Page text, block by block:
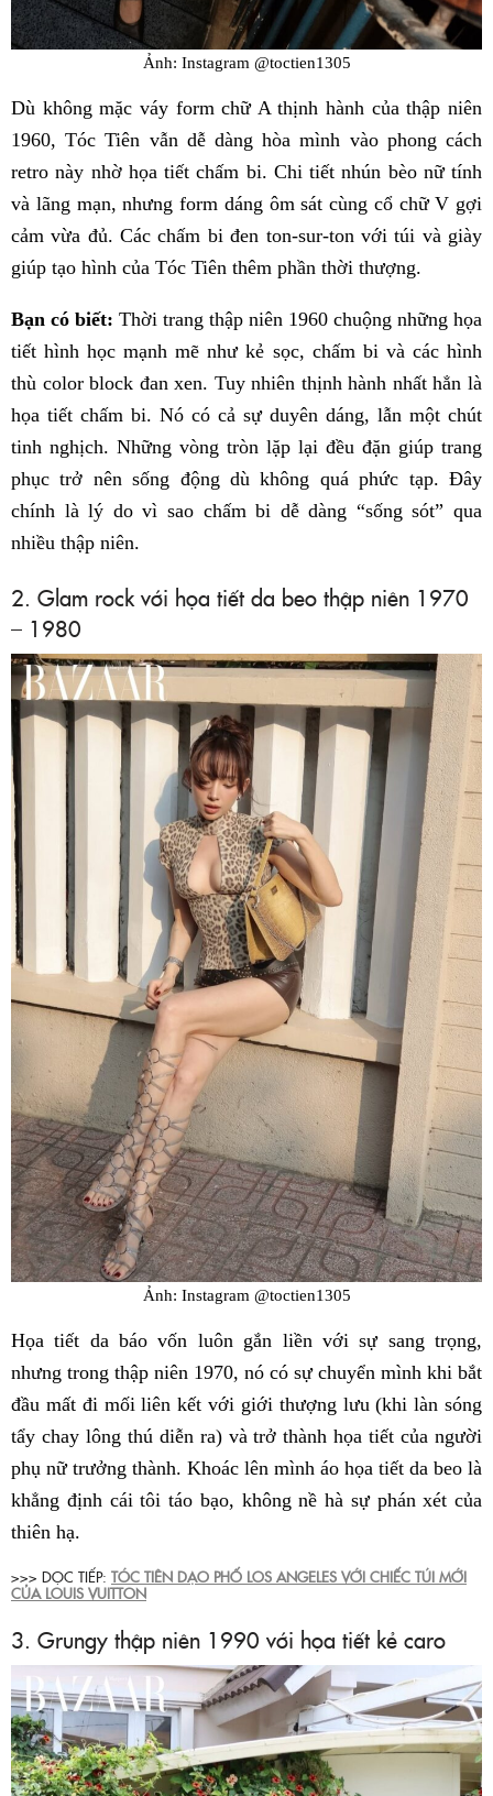
Ảnh: Instagram @toctien1305
Dù không mặc váy form chữ A thịnh hành của thập niên
1960, Tóc Tiên vẫn dễ dàng hòa mình vào phong cách
retro này nhờ họa tiết chấm bi. Chi tiết nhún bèo nữ tính
và lãng mạn, nhưng form dáng ôm sát cùng cổ chữ V gợi
cảm vừa đủ. Các chấm bi đen ton-sur-ton với túi và giày
giúp tạo hình của Tóc Tiên thêm phần thời thượng.
Bạn có biết: Thời trang thập niên 1960 chuộng những họa
tiết hình học mạnh mẽ như kẻ sọc, chấm bi và các hình
thù color block đan xen. Tuy nhiên thịnh hành nhất hẳn là
họa tiết chấm bi. Nó có cả sự duyên dáng, lẫn một chút
tinh nghịch. Những vòng tròn lặp lại đều đặn giúp trang
phục trở nên sống động dù không quá phức tạp. Đây
chính là lý do vì sao chấm bi dễ dàng “sống sót” qua
nhiều thập niên.
2. Glam rock với họa tiết da beo thập niên 1970
– 1980
Ảnh: Instagram @toctien1305
Họa tiết da báo vốn luôn gắn liền với sự sang trọng,
nhưng trong thập niên 1970, nó có sự chuyển mình khi bắt
đầu mất đi mối liên kết với giới thượng lưu (khi làn sóng
tẩy chay lông thú diễn ra) và trở thành họa tiết của người
phụ nữ trưởng thành. Khoác lên mình áo họa tiết da beo là
khẳng định cái tôi táo bạo, không nề hà sự phán xét của
thiên hạ.
>>> DỌC TIẾP: TÓC TIÊN DẠO PHỐ LOS ANGELES VỚI CHIẾC TÚI MỚI
CỦA LOUIS VUITTON
3. Grungy thập niên 1990 với họa tiết kẻ caro